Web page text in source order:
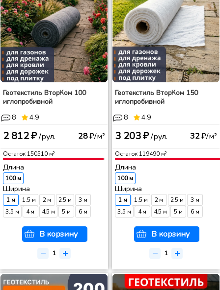
Геотекстиль ВторКом 100
иглопробивной
8
4.9
2 812 ₽/рул. 28₽/м²
Остаток 150510м²
Длина
100 м
Ширина
1 м 1.5 м 2 м 2.5 м
3 м
3.5 м
4 м 4.5 м 5 м 6 м
В корзину
Геотекстиль ВторКом 150
иглопробивной
8
4.9
3 203 ₽/рул. 32₽/м²
Остаток 119490м²
Длина
100 м
Ширина
1 м 1.5 м 2 м 2.5 м
3 м
3.5 м
4 м 4.5 м 5 м 6 м
В корзину